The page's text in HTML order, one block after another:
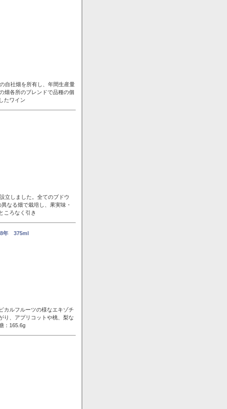
自社畑を所有し、年間生産量
畑各所のブレンドで品種の個
たワイン
立しました。全てのブドウ
なる畑で栽培し、果実味・
ころなく引き
年 375ml
カルフルーツの様なエキゾチ
り、アプリコットや桃、梨な
：165.6g